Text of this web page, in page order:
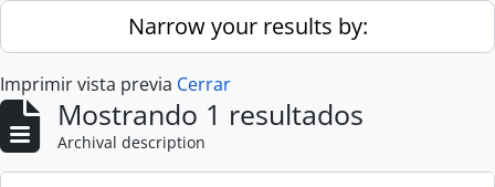
Skip to main contentNarrow your results by:
Imprimir vista previa Cerrar
Mostrando 1 resultados
Archival description